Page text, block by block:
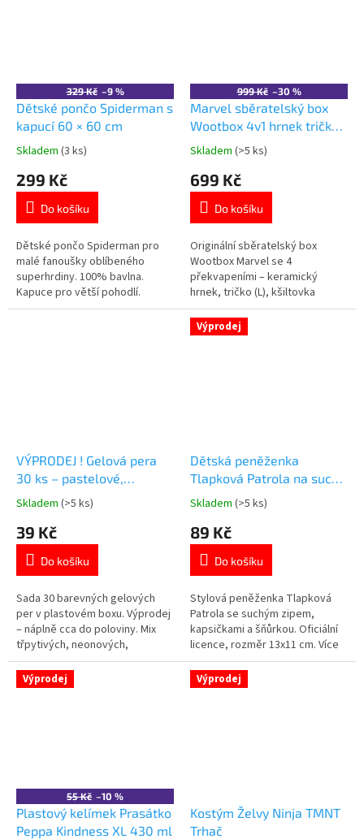
329 Kč –9 %
Dětské pončo Spiderman s
kapucí 60 × 60 cm
Průměrné
produktu
4,5
5
hvězdiček.
Skladem (3 ks)
299 Kč
Do košíku
Dětské pončo Spiderman pro
malé fanoušky oblíbeného
superhrdiny. 100% bavlna.
Kapuce pro větší pohodlí.
Rozměr ve složeném stavu: 60 ×
999 Kč –30 %
Marvel sběratelský box
Wootbox 4v1 hrnek tričko
kšiltovka Funko POP!
Průměrné
produktu
5,0
5
hvězdiček.
Skladem (>5 ks)
699 Kč
Do košíku
Originální sběratelský box
Wootbox Marvel se 4
překvapeními – keramický
hrnek, tričko (L), kšiltovka
Captain America a figurka
Thanos Funko POP! 🎁🔥 Více
produktů s
VÝPRODEJ ! Gelová pera
30 ks – pastelové,
neonové, třpytivé,
metalické
Průměrné
produktu
5,0
5
hvězdiček.
Skladem (>5 ks)
39 Kč
Do košíku
Sada 30 barevných gelových
per v plastovém boxu. Výprodej
– náplně cca do poloviny. Mix
třpytivých, neonových,
pastelových a metalických
odstínů. Více 👉 KREATIVNÍCH
PRODUKTŮ
Výprodej
Dětská peněženka
Tlapková Patrola na suchý
zip
Průměrné
produktu
5,0
5
hvězdiček.
Skladem (>5 ks)
89 Kč
Do košíku
Stylová peněženka Tlapková
Patrola se suchým zipem,
kapsičkami a šňůrkou. Oficiální
licence, rozměr 13x11 cm. Více
produktů s motivem
👉 TLAPKOVÉ PATROLY
Výprodej
55 Kč –10 %
Plastový kelímek Prasátko
Peppa Kindness XL 430 ml
Výprodej
Kostým Želvy Ninja TMNT
Trhač